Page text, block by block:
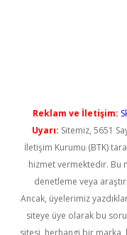
Reklam ve İletişim:
Uyarı: Sitemiz, 5651
İletişim Kurumu (BTK)
hizmet vermektedir. Bu
denetleme veya
Ancak, üyelerimiz
siteye üye olarak bu
sitesi, herhangi bir marka,